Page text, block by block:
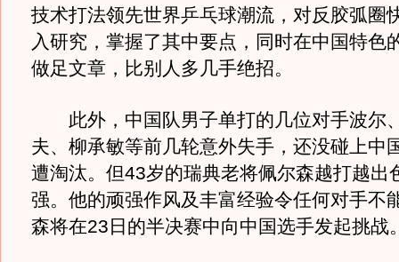
技术打法领先世界乒乓球潮流，对反胶弧圈
入研究，掌握了其中要点，同时在中国特色
做足文章，比别人多几手绝招。
此外，中国队男子单打的几位对手波尔
夫、柳承敏等前几轮意外失手，还没碰上中
遭淘汰。但43岁的瑞典老将佩尔森越打越出
强。他的顽强作风及丰富经验令任何对手不
森将在23日的半决赛中向中国选手发起